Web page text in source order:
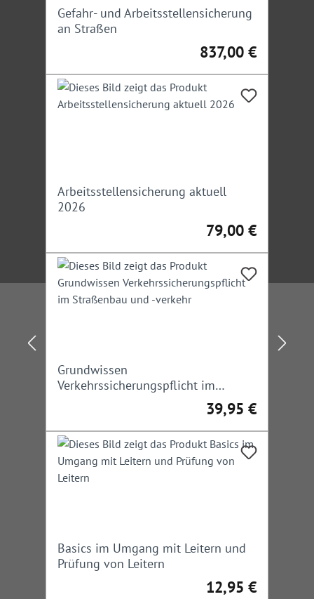
Gefahr- und Arbeitsstellensicherung
an Straßen
Regulärer Preis:
837,00 €
Arbeitsstellensicherung aktuell
2026
Regulärer Preis:
79,00 €
Grundwissen
Verkehrssicherungspflicht im
Regulärer Preis:
39,95 €
Basics im Umgang mit Leitern und
Prüfung von Leitern
Regulärer Preis:
12,95 €